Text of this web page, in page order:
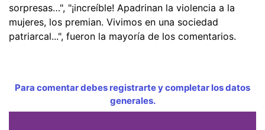
sorpresas…", "¡increíble! Apadrinan la violencia a la
mujeres, los premian. Vivimos en una sociedad
patriarcal...", fueron la mayoría de los comentarios.
Para comentar debes registrarte y completar los datos
generales.